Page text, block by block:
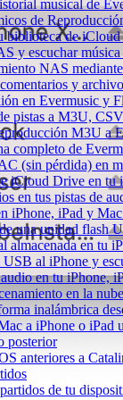
musical de
de
biblioteca de
y escuchar
NAS
y
en Evermusic y
pistas a M3U,
M3U a
completo de
(sin pérdida) en
iCloud Drive en tu
en tus pistas de
iPhone, iPad y
una unidad flash
almacenada en tu
al iPhone y
en tu iPhone,
en la
inalámbrica
a iPhone o iPad
posterior
anteriores a
de tu